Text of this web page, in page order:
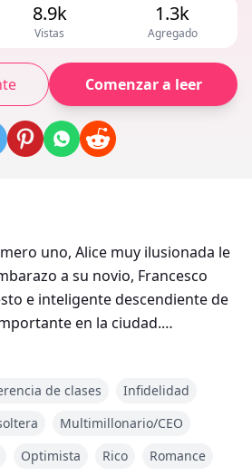
8.9k
Vistas
1.3k
Agregado
Comenzar a leer
uno, Alice muy ilusionada le
a su novio, Francesco
e inteligente descendiente de
en la ciudad.
culpándola por un terrible
en coma por meses, Alice se ve
de clases
Infidelidad
Multimillonario/CEO
Optimista Rico
Romance